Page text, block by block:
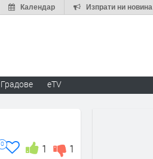
Изпрати ни новина
Календар
Градове eTV
1
1
0